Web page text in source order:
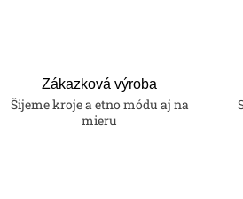
Zákazková výroba
Šijeme kroje a etno módu aj na
mieru